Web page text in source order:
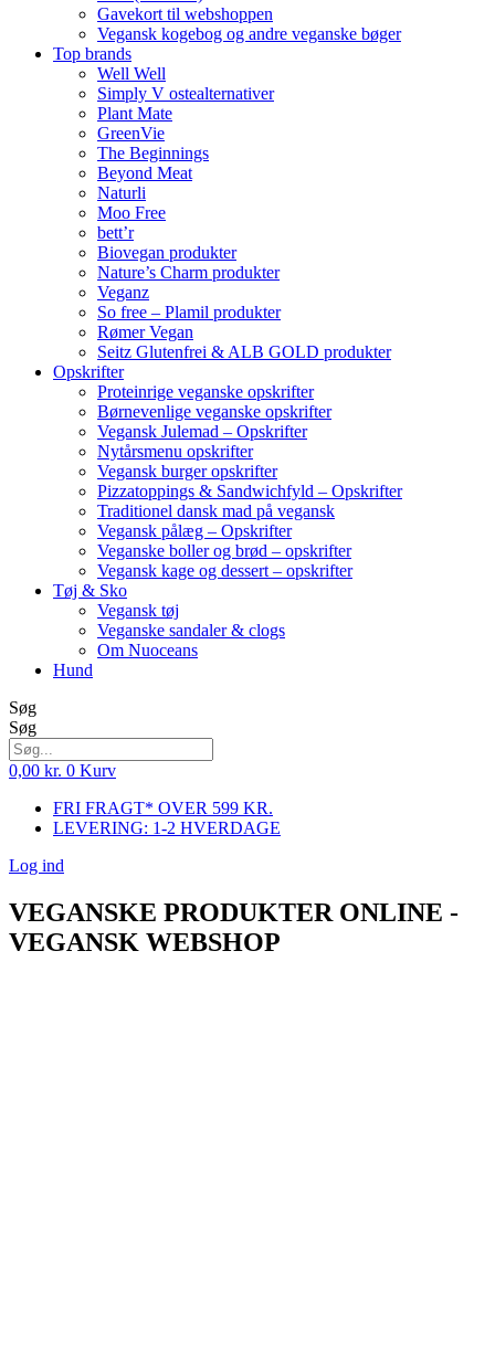
Gavekort til webshoppen
Vegansk kogebog og andre veganske bøger
Top brands
Well Well
Simply V ostealternativer
Plant Mate
GreenVie
The Beginnings
Beyond Meat
Naturli
Moo Free
bett’r
Biovegan produkter
Nature’s Charm produkter
Veganz
So free – Plamil produkter
Rømer Vegan
Seitz Glutenfrei & ALB GOLD produkter
Opskrifter
Proteinrige veganske opskrifter
Børnevenlige veganske opskrifter
Vegansk Julemad – Opskrifter
Nytårsmenu opskrifter
Vegansk burger opskrifter
Pizzatoppings & Sandwichfyld – Opskrifter
Traditionel dansk mad på vegansk
Vegansk pålæg – Opskrifter
Veganske boller og brød – opskrifter
Vegansk kage og dessert – opskrifter
Tøj & Sko
Vegansk tøj
Veganske sandaler & clogs
Om Nuoceans
Hund
Søg
Søg
0,00 kr. 0 Kurv
FRI FRAGT* OVER 599 KR.
LEVERING: 1-2 HVERDAGE
Log ind
VEGANSKE PRODUKTER ONLINE -
VEGANSK WEBSHOP